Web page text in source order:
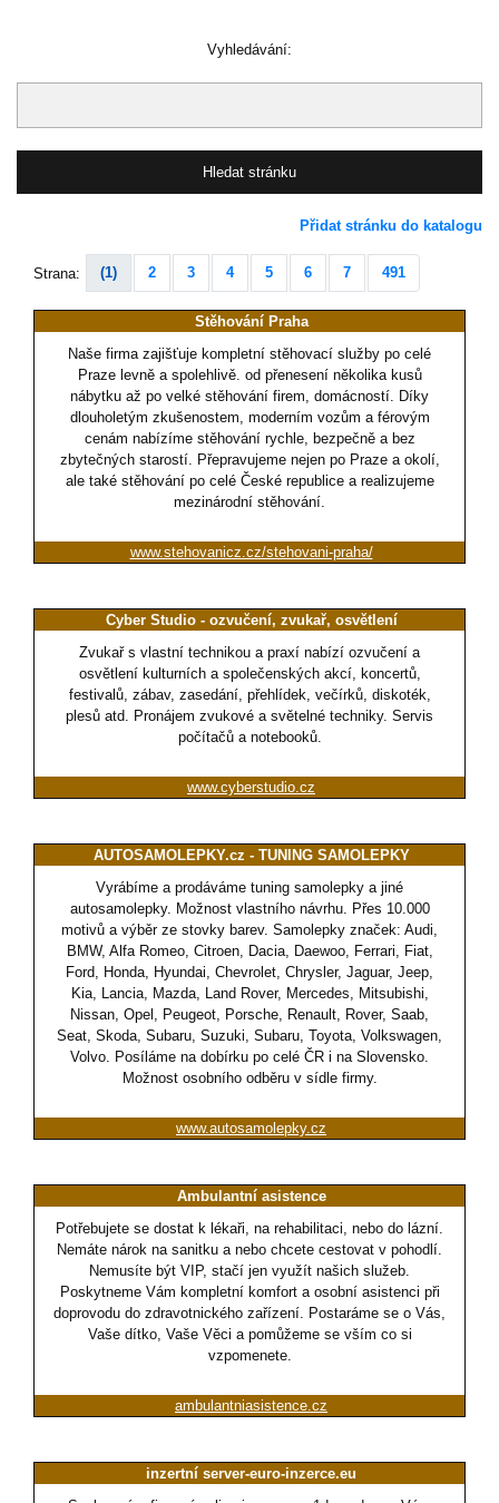
Vyhledávání:
Přidat stránku do katalogu
Strana: (1) 2 3 4 5 6 7 491
Stěhování Praha
Naše firma zajišťuje kompletní stěhovací služby po celé
Praze levně a spolehlivě. od přenesení několika kusů
nábytku až po velké stěhování firem, domácností. Díky
dlouholetým zkušenostem, moderním vozům a férovým
cenám nabízíme stěhování rychle, bezpečně a bez
zbytečných starostí. Přepravujeme nejen po Praze a okolí,
ale také stěhování po celé České republice a realizujeme
mezinárodní stěhování.
www.stehovanicz.cz/stehovani-praha/
Cyber Studio - ozvučení, zvukař, osvětlení
Zvukař s vlastní technikou a praxí nabízí ozvučení a
osvětlení kulturních a společenských akcí, koncertů,
festivalů, zábav, zasedání, přehlídek, večírků, diskoték,
plesů atd. Pronájem zvukové a světelné techniky. Servis
počítačů a notebooků.
www.cyberstudio.cz
AUTOSAMOLEPKY.cz - TUNING SAMOLEPKY
Vyrábíme a prodáváme tuning samolepky a jiné
autosamolepky. Možnost vlastního návrhu. Přes 10.000
motivů a výběr ze stovky barev. Samolepky značek: Audi,
BMW, Alfa Romeo, Citroen, Dacia, Daewoo, Ferrari, Fiat,
Ford, Honda, Hyundai, Chevrolet, Chrysler, Jaguar, Jeep,
Kia, Lancia, Mazda, Land Rover, Mercedes, Mitsubishi,
Nissan, Opel, Peugeot, Porsche, Renault, Rover, Saab,
Seat, Skoda, Subaru, Suzuki, Subaru, Toyota, Volkswagen,
Volvo. Posíláme na dobírku po celé ČR i na Slovensko.
Možnost osobního odběru v sídle firmy.
www.autosamolepky.cz
Ambulantní asistence
Potřebujete se dostat k lékaři, na rehabilitaci, nebo do lázní.
Nemáte nárok na sanitku a nebo chcete cestovat v pohodlí.
Nemusíte být VIP, stačí jen využít našich služeb.
Poskytneme Vám kompletní komfort a osobní asistenci při
doprovodu do zdravotnického zařízení. Postaráme se o Vás,
Vaše dítko, Vaše Věci a pomůžeme se vším co si
vzpomenete.
ambulantniasistence.cz
inzertní server-euro-inzerce.eu